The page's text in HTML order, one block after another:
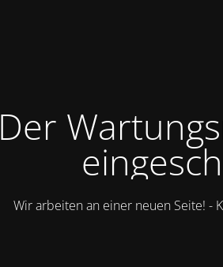
Der
Wir arbeiten an einer neuen Seite! -